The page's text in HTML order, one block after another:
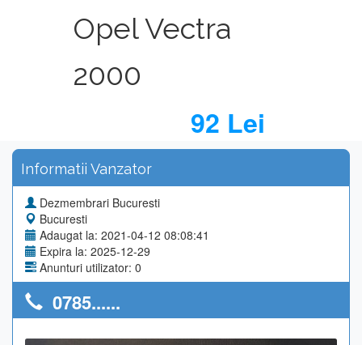
Opel Vectra
2000
92 Lei
Informatii Vanzator
Dezmembrari Bucuresti
Bucuresti
Adaugat la: 2021-04-12 08:08:41
Expira la: 2025-12-29
Anunturi utilizator: 0
0785......